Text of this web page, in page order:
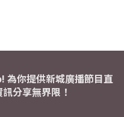
為你提供新城廣播節目直
分享無界限！